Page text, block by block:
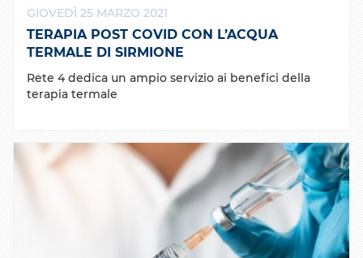
GIOVEDÌ 25 MARZO 2021
TERAPIA POST COVID CON L’ACQUA
TERMALE DI SIRMIONE
Rete 4 dedica un ampio servizio ai benefici della
terapia termale